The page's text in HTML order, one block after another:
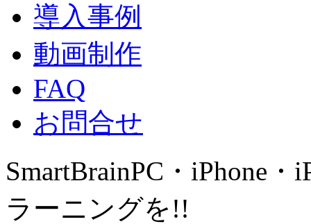
導入事例
動画制作
FAQ
お問合せ
SmartBrainPC・iPhone・
ラーニングを!!